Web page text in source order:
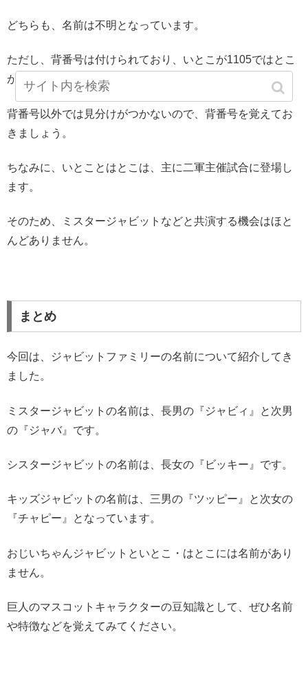
どちらも、名前は不明となっています。
ただし、背番号は付けられており、いとこが1105ではとこ
が8105です。
背番号以外では見分けがつかないので、背番号を覚えてお
きましょう。
ちなみに、いとことはとこは、主に二軍主催試合に登場し
ます。
そのため、ミスタージャビットなどと共演する機会はほと
んどありません。
まとめ
今回は、ジャビットファミリーの名前について紹介してき
ました。
ミスタージャビットの名前は、長男の『ジャビィ』と次男
の『ジャバ』です。
シスタージャビットの名前は、長女の『ビッキー』です。
キッズジャビットの名前は、三男の『ツッピー』と次女の
『チャピー』となっています。
おじいちゃんジャビットといとこ・はとこには名前があり
ません。
巨人のマスコットキャラクターの豆知識として、ぜひ名前
や特徴などを覚えてみてください。